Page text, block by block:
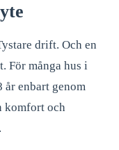
drift. Och en
För många hus i
enbart genom
komfort och